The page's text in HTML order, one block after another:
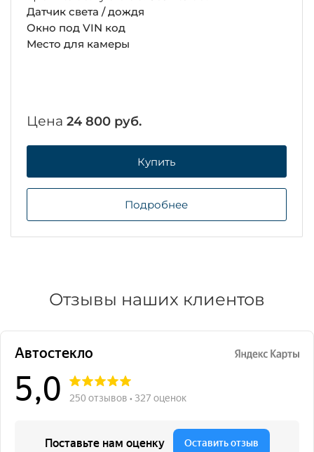
Датчик света / дождя
Окно под VIN код
Место для камеры
Цена24 800 руб.
Купить
Подробнее
Отзывы наших клиентов